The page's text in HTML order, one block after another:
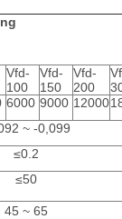
Vfd-
100
Vfd-
150
Vfd-
200
6000 9000 12000
~ -0,099
≤0.2
≤50
45 ~ 65